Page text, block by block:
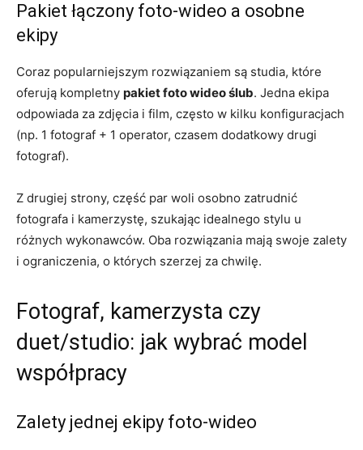
Pakiet łączony foto-wideo a osobne
ekipy
Coraz popularniejszym rozwiązaniem są studia, które
oferują kompletny pakiet foto wideo ślub. Jedna ekipa
odpowiada za zdjęcia i film, często w kilku konfiguracjach
(np. 1 fotograf + 1 operator, czasem dodatkowy drugi
fotograf).
Z drugiej strony, część par woli osobno zatrudnić
fotografa i kamerzystę, szukając idealnego stylu u
różnych wykonawców. Oba rozwiązania mają swoje zalety
i ograniczenia, o których szerzej za chwilę.
Fotograf, kamerzysta czy
duet/studio: jak wybrać model
współpracy
Zalety jednej ekipy foto-wideo